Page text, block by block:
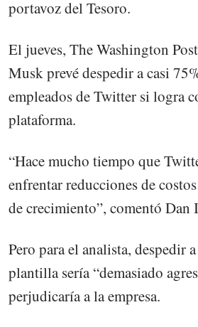
portavoz del Tesoro.
El jueves, The Washington
Musk prevé despedir a casi
empleados de Twitter si logra
plataforma.
“Hace mucho tiempo que
enfrentar reducciones de
de crecimiento”, comentó Dan
Pero para el analista, despedir
plantilla sería “demasiado
perjudicaría a la empresa.